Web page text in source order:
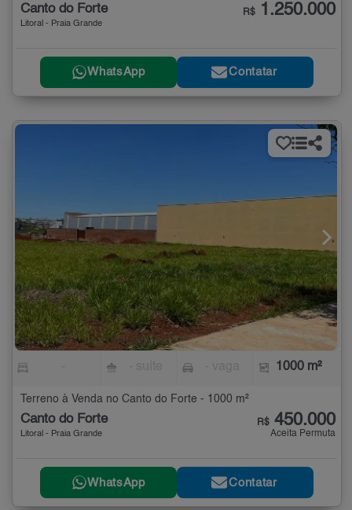
Canto do Forte
Litoral - Praia Grande
R$ 1.250.000
WhatsApp Contatar
1000 m²
Terreno à Venda no Canto do Forte - 1000 m²
Canto do Forte
Litoral - Praia Grande
R$ 450.000
Aceita Permuta
WhatsApp Contatar